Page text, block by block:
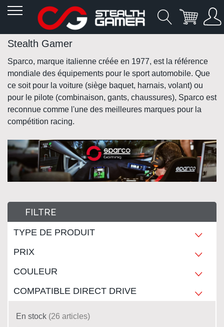
Allez
contenu
Stealth Gamer
Sparco, marque italienne créée en 1977, est la référence
mondiale des équipements pour le sport automobile. Que
ce soit pour la voiture (siège baquet, harnais, volant) ou
pour le pilote (combinaison, gants, chaussures), Sparco est
reconnue comme l'une des meilleures marques pour la
compétition racing.
FILTRE
TYPE DE PRODUIT
PRIX
COULEUR
COMPATIBLE DIRECT DRIVE
En stock 26 articles